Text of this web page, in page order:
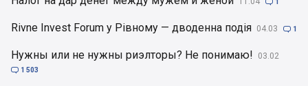
 1
Rivne Invest Forum у Рівному — дводенна подія 04.03  1
Нужны или не нужны риэлторы? Не понимаю! 03.02
 1 503